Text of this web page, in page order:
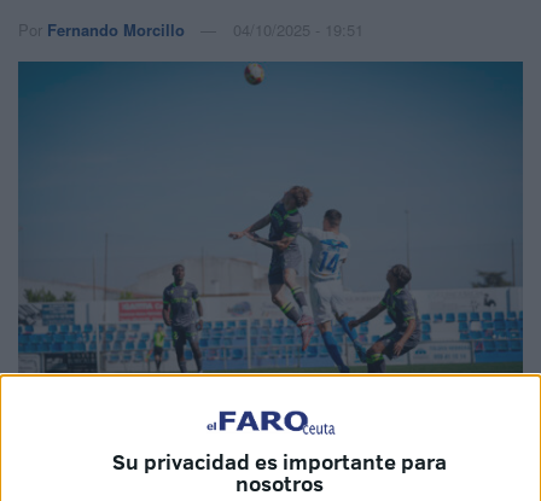
Su privacidad es importante para
nosotros
Por Fernando Morcillo 04/10/2025 - 19:51